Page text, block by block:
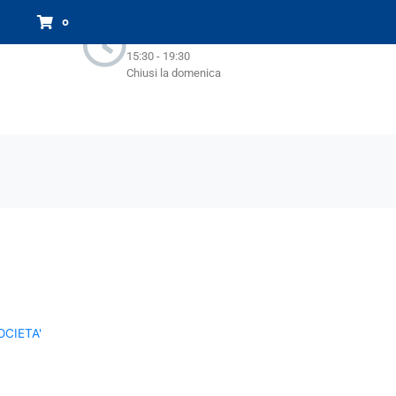
15:30 - 19:30
Chiusi la domenica
0